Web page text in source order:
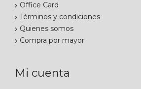
Office Card
Términos y condiciones
Quienes somos
Compra por mayor
Mi cuenta